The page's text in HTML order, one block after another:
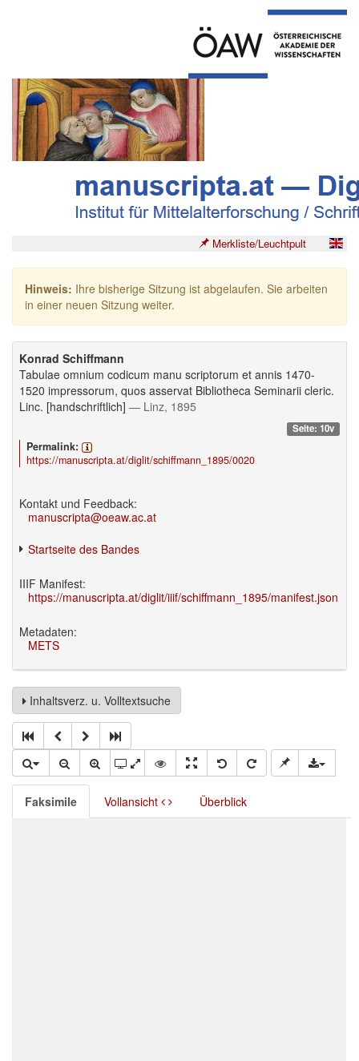
Merkliste/Leuchtpult
Hinweis: Ihre bisherige Sitzung ist abgelaufen. Sie arbeiten
in einer neuen Sitzung weiter.
Konrad Schiffmann
Tabulae omnium codicum manu scriptorum et annis 1470-
1520 impressorum, quos asservat Bibliotheca Seminarii cleric.
Linc. [handschriftlich] — Linz, 1895
Seite: 10v
Permalink:
https://manuscripta.at/diglit/schiffmann_1895/0020
Kontakt und Feedback:
manuscripta@oeaw.ac.at
Startseite des Bandes
IIIF Manifest:
https://manuscripta.at/diglit/iiif/schiffmann_1895/manifest.json
Metadaten:
METS
Inhaltsverz. u. Volltextsuche
Faksimile Vollansicht Überblick